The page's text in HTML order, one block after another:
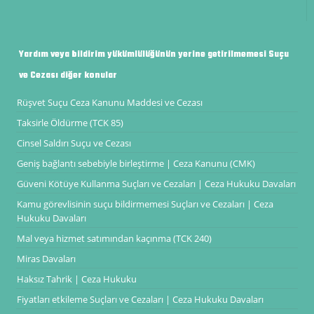
Yardım veya bildirim yükümlülüğünün yerine getirilmemesi Suçu
ve Cezası diğer konular
Rüşvet Suçu Ceza Kanunu Maddesi ve Cezası
Taksirle Öldürme (TCK 85)
Cinsel Saldırı Suçu ve Cezası
Geniş bağlantı sebebiyle birleştirme | Ceza Kanunu (CMK)
Güveni Kötüye Kullanma Suçları ve Cezaları | Ceza Hukuku Davaları
Kamu görevlisinin suçu bildirmemesi Suçları ve Cezaları | Ceza
Hukuku Davaları
Mal veya hizmet satımından kaçınma (TCK 240)
Miras Davaları
Haksız Tahrik | Ceza Hukuku
Fiyatları etkileme Suçları ve Cezaları | Ceza Hukuku Davaları